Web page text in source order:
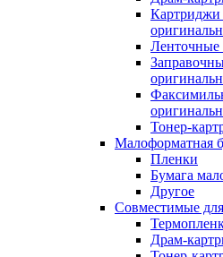
Картриджи
Ленточные
Тонер-
Малоформатная
Пленки
Бумага
Другое
Совместимые
Драм-